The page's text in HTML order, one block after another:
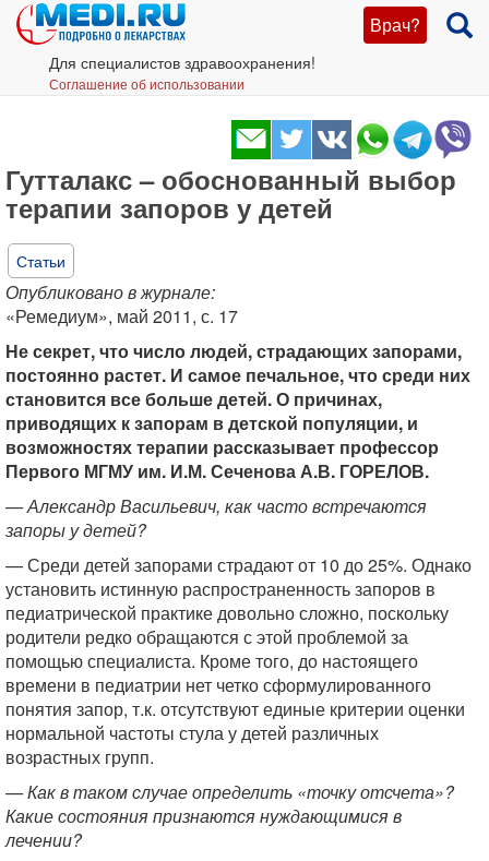
Врач?
Для специалистов здравоохранения!
Соглашение об использовании
Гутталакс – обоснованный выбор
терапии запоров у детей
Статьи
Опубликовано в журнале:
«Ремедиум», май 2011, с. 17
Не секрет, что число людей, страдающих запорами,
постоянно растет. И самое печальное, что среди них
становится все больше детей. О причинах,
приводящих к запорам в детской популяции, и
возможностях терапии рассказывает профессор
Первого МГМУ им. И.М. Сеченова А.В. ГОРЕЛОВ.
— Александр Васильевич, как часто встречаются
запоры у детей?
— Среди детей запорами страдают от 10 до 25%. Однако
установить истинную распространенность запоров в
педиатрической практике довольно сложно, поскольку
родители редко обращаются с этой проблемой за
помощью специалиста. Кроме того, до настоящего
времени в педиатрии нет четко сформулированного
понятия запор, т.к. отсутствуют единые критерии оценки
нормальной частоты стула у детей различных
возрастных групп.
— Как в таком случае определить «точку отсчета»?
Какие состояния признаются нуждающимися в
лечении?